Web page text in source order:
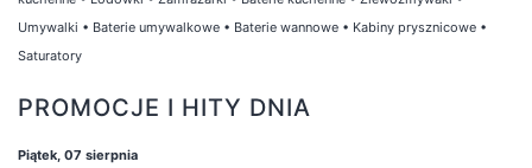
Umywalki • Baterie umywalkowe • Baterie wannowe • Kabiny prysznicowe •
Saturatory
PROMOCJE I HITY DNIA
Piątek, 07 sierpnia